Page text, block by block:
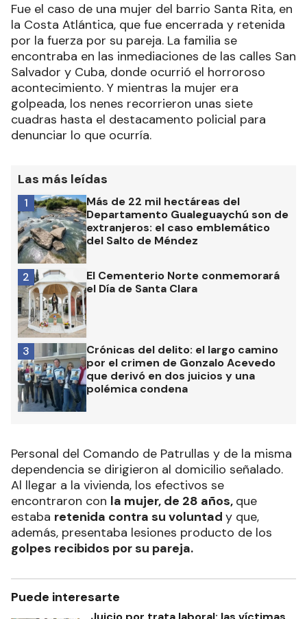
Fue el caso de una mujer del barrio Santa Rita, en
la Costa Atlántica, que fue encerrada y retenida
por la fuerza por su pareja. La familia se
encontraba en las inmediaciones de las calles San
Salvador y Cuba, donde ocurrió el horroroso
acontecimiento. Y mientras la mujer era
golpeada, los nenes recorrieron unas siete
cuadras hasta el destacamento policial para
denunciar lo que ocurría.
Las más leídas
Más de 22 mil hectáreas del
Departamento Gualeguaychú son de
extranjeros: el caso emblemático
del Salto de Méndez
1
El Cementerio Norte conmemorará
el Día de Santa Clara
2
Crónicas del delito: el largo camino
por el crimen de Gonzalo Acevedo
que derivó en dos juicios y una
polémica condena
3
Personal del Comando de Patrullas y de la misma
dependencia se dirigieron al domicilio señalado.
Al llegar a la vivienda, los efectivos se
encontraron con la mujer, de 28 años, que
estaba retenida contra su voluntad y que,
además, presentaba lesiones producto de los
golpes recibidos por su pareja.
Puede interesarte